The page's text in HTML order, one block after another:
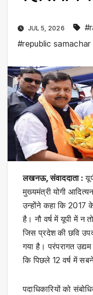
JUL 5, 2026
#republic samachar
लखनऊ, संवाददाता :
मुख्यमंत्री योगी
उन्होंने कहा कि 2017
है। नौ वर्ष में यूपी में न
जिस प्रदेश की छवि
गया है। परंपरागत
कि पिछले 12 वर्ष में
पदाधिकारियों को